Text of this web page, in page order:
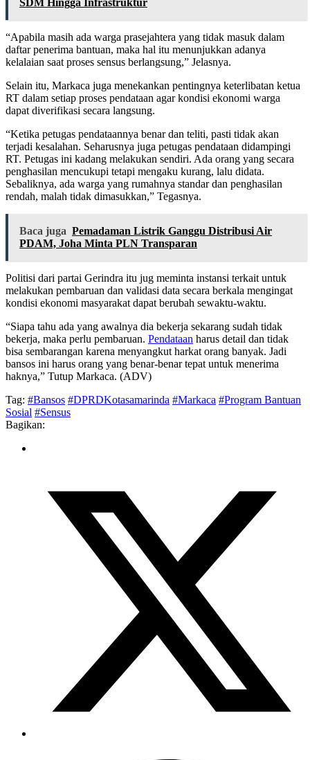
SDM Hingga Infrastruktur
“Apabila masih ada warga prasejahtera yang tidak masuk dalam
daftar penerima bantuan, maka hal itu menunjukkan adanya
kelalaian saat proses sensus berlangsung,” Jelasnya.
Selain itu, Markaca juga menekankan pentingnya keterlibatan ketua
RT dalam setiap proses pendataan agar kondisi ekonomi warga
dapat diverifikasi secara langsung.
“Ketika petugas pendataannya benar dan teliti, pasti tidak akan
terjadi kesalahan. Seharusnya juga petugas pendataan didampingi
RT. Petugas ini kadang melakukan sendiri. Ada orang yang secara
penghasilan mencukupi tetapi mengaku kurang, lalu didata.
Sebaliknya, ada warga yang rumahnya standar dan penghasilan
rendah, malah tidak dimasukkan,” Tegasnya.
Baca juga Pemadaman Listrik Ganggu Distribusi Air
PDAM, Joha Minta PLN Transparan
Politisi dari partai Gerindra itu jug meminta instansi terkait untuk
melakukan pembaruan dan validasi data secara berkala mengingat
kondisi ekonomi masyarakat dapat berubah sewaktu-waktu.
“Siapa tahu ada yang awalnya dia bekerja sekarang sudah tidak
bekerja, maka perlu pembaruan. Pendataan harus detail dan tidak
bisa sembarangan karena menyangkut harkat orang banyak. Jadi
bansos ini harus orang yang benar-benar tepat untuk menerima
haknya,” Tutup Markaca. (ADV)
Tag: #Bansos #DPRDKotasamarinda #Markaca #Program Bantuan
Sosial #Sensus
Bagikan: